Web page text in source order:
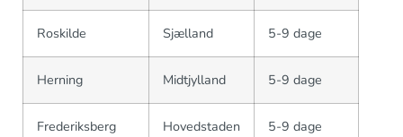
Roskilde Sjælland 5-9 dage
Herning Midtjylland 5-9 dage
Frederiksberg Hovedstaden 5-9 dage